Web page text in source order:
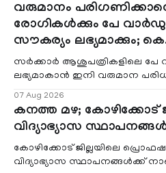
വരുമാനം
രോഗികൾക്കും പേ
സൗകര്യം ലഭ്യമാക്കും;
സർക്കാർ ആശുപത്രികളിലെ പേ
ലഭ്യമാകാൻ ഇനി വരുമാന
07 Aug 2026
കനത്ത മഴ; കോഴിക്കോട്
വിദ്യാഭ്യാസ
കോഴിക്കോട് ജില്ലയിലെ
വിദ്യാഭ്യാസ സ്ഥാപനങ്ങൾക്ക്